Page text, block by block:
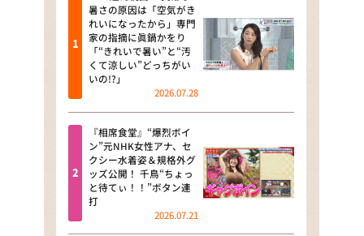
～人生密着トークバラエティ！
～ やすとものいたって真剣です
探偵！ナイトスクープ
news おかえり
河合＆A.B.C-Z塚田×福井アナ
「なんでやねん！？」（news お
かえり）
DAIGOも台所 ～きょうの献立 何
にする？～
暑さの原因は「空気がき
れいになったから」専門
家の指摘に眞鍋かをり
「“きれいで暑い”と“汚
くて涼しい”どっちがい
いの!?」
2026.07.28
『相席食堂』“爆烈ボイ
ン”元NHK女性アナ、セ
クシー水着姿＆規格外グ
ッズ公開！ 千鳥“ちょっ
と待てぃ！！”ボタン連
打
2026.07.21